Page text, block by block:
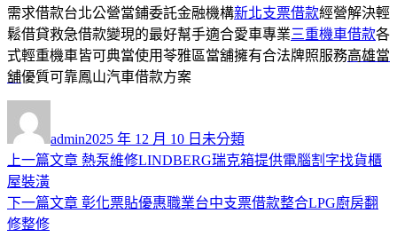
需求借款台北公營當鋪委託金融機構新北支票借款經營解決輕
鬆借貸救急借款變現的最好幫手適合愛車專業三重機車借款各
式輕重機車皆可典當使用苓雅區當舖擁有合法牌照服務高雄當
舖優質可靠鳳山汽車借款方案
者
admin佈
日
2025 年 12 月 10 日 類
未分類
文
章
導
上一篇文章 上
篇
熱泵維修LINDBERG瑞克箱提供電腦割字找貨櫃
屋裝潢
下一篇文章 下
彰化票貼優惠職業台中支票借款整合LPG廚房翻
修整修